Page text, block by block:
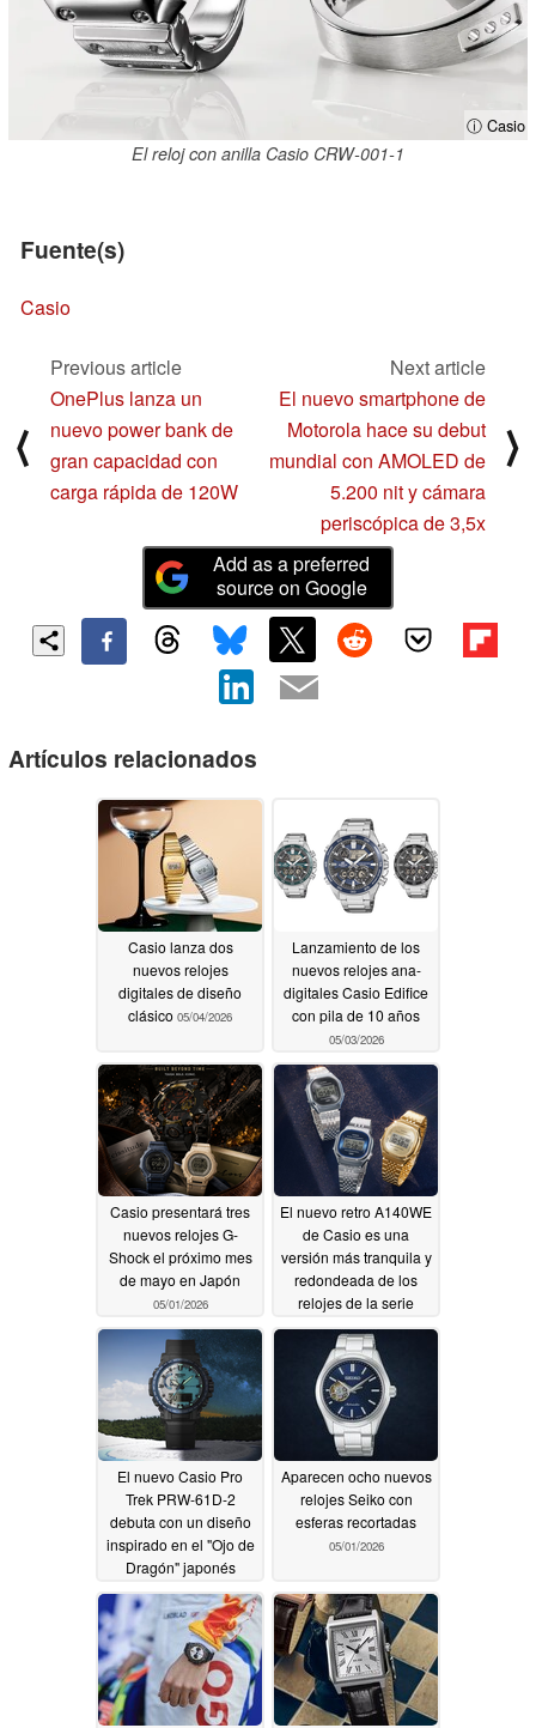
ⓘ Casio
El reloj con anilla Casio CRW-001-1
Fuente(s)
Casio
⟨
Previous article
OnePlus lanza un
nuevo power bank de
gran capacidad con
carga rápida de 120W
Next article
El nuevo smartphone de
Motorola hace su debut
mundial con AMOLED de
5.200 nit y cámara
periscópica de 3,5x
⟩
Add as a preferred
source on Google
Artículos relacionados
Casio lanza dos
nuevos relojes
digitales de diseño
clásico 05/04/2026
Lanzamiento de los
nuevos relojes ana-
digitales Casio Edifice
con pila de 10 años
05/03/2026
Casio presentará tres
nuevos relojes G-
Shock el próximo mes
de mayo en Japón
05/01/2026
El nuevo retro A140WE
de Casio es una
versión más tranquila y
redondeada de los
relojes de la serie
Vintage05/01/2026
El nuevo Casio Pro
Trek PRW-61D-2
debuta con un diseño
inspirado en el "Ojo de
Dragón" japonés
05/01/2026
Aparecen ocho nuevos
relojes Seiko con
esferas recortadas
05/01/2026